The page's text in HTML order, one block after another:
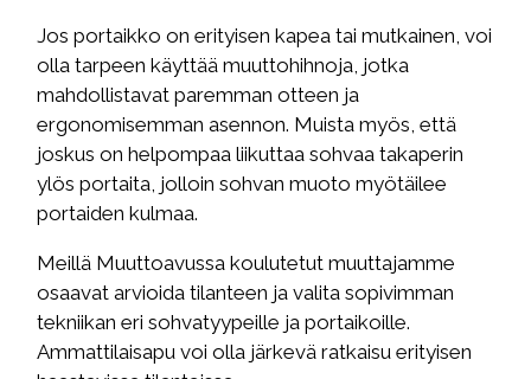
Jos portaikko on erityisen kapea tai mutkainen, voi
olla tarpeen käyttää muuttohihnoja, jotka
mahdollistavat paremman otteen ja
ergonomisemman asennon. Muista myös, että
joskus on helpompaa liikuttaa sohvaa takaperin
ylös portaita, jolloin sohvan muoto myötäilee
portaiden kulmaa.
Meillä Muuttoavussa koulutetut muuttajamme
osaavat arvioida tilanteen ja valita sopivimman
tekniikan eri sohvatyypeille ja portaikoille.
Ammattilaisapu voi olla järkevä ratkaisu erityisen